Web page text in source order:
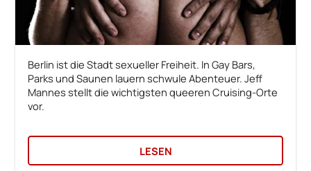
Berlin ist die Stadt sexueller Freiheit. In Gay Bars,
Parks und Saunen lauern schwule Abenteuer. Jeff
Mannes stellt die wichtigsten queeren Cruising-Orte
vor.
LESEN